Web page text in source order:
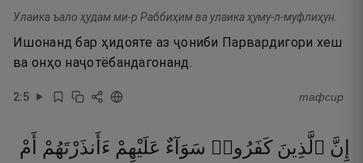
Улаика ъало ҳудам ми-р Раббиҳим ва улаика ҳуму-л-муфлиҳун.
Ишонанд бар ҳидояте аз ҷониби Парвардигори хеш
ва онҳо наҷотёбандагонанд.
2:5 тафсир
إِنَّ ٱلَّذِينَ كَفَرُوا۟ سَوَآءٌ عَلَيْهِمْ ءَأَنذَرْتَهُمْ
أَمْ